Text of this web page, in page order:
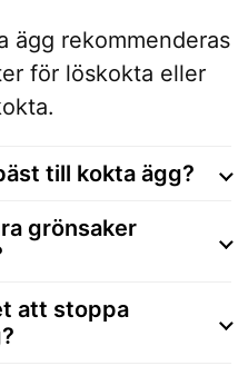
ägg rekommenderas
för löskokta eller
till kokta ägg?
grönsaker
att stoppa